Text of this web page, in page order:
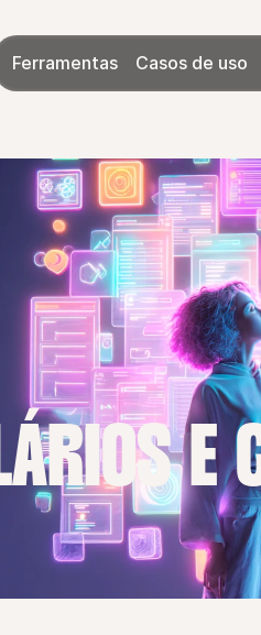
Ferramentas Casos de uso
E